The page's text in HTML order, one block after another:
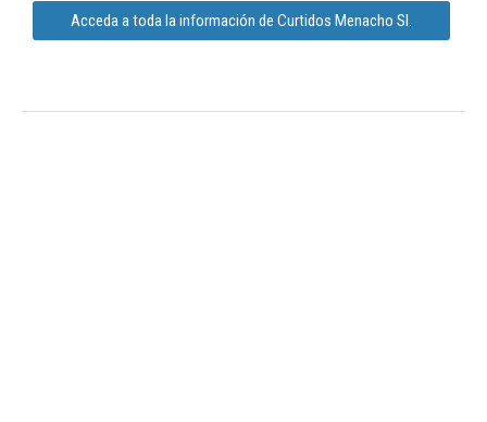
Acceda a toda la información de Curtidos Menacho Sl.